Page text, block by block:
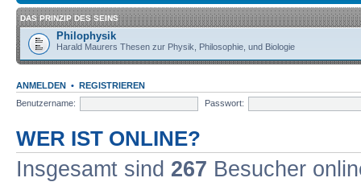
DAS PRINZIP DES SEINS
Philophysik
Harald Maurers Thesen zur Physik, Philosophie, und Biologie
ANMELDEN • REGISTRIEREN
Benutzername:
Passwort:
WER IST ONLINE?
Insgesamt sind 267 Besucher